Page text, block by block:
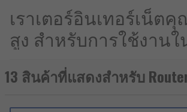
เราเตอร์อินเทอร์เน็ต
สูง สำหรับการใช้งานใ
อุตสาหกรรม
และการสื่อสารแบบเครื่องสู่เครื่อง (M2M
13 สินค้าที่แสดงสำหรับ